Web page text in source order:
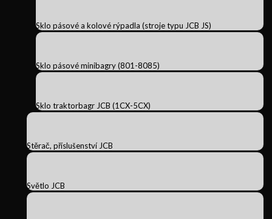
Sklo pásové a kolové rýpadla (stroje typu JCB JS)
Sklo pásové minibagry (801-8085)
Sklo traktorbagr JCB (1CX-5CX)
Stěrač, příslušenství JCB
Světlo JCB